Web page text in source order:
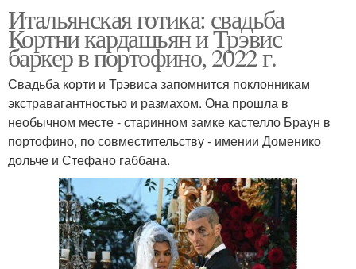
Итальянская готика: свадьба
Кортни кардашьян и Трэвис
баркер в портофино, 2022 г.
Свадьба корти и Трэвиса запомнится поклонникам
экстравагантностью и размахом. Она прошла в
необычном месте - старинном замке кастелло Браун в
портофино, по совместительству - имении Доменико
дольче и Стефано габбана.